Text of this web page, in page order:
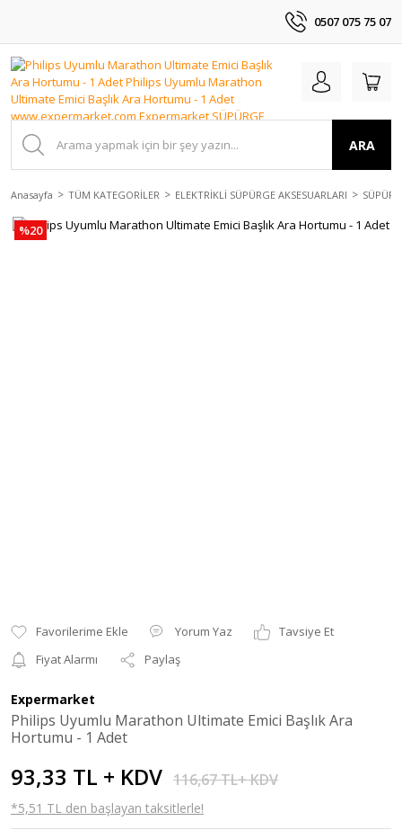
0507 075 75 07
ARA
Anasayfa TÜM KATEGORİLER ELEKTRİKLİ SÜPÜRGE AKSESUARLARI
%20
Yorum Yaz
Tavsiye Et
Fiyat Alarmı
Paylaş
Expermarket
Philips Uyumlu Marathon Ultimate Emici Başlık Ara
Hortumu - 1 Adet
93,33 TL + KDV 116,67 TL+ KDV
*5,51 TL den başlayan taksitlerle!